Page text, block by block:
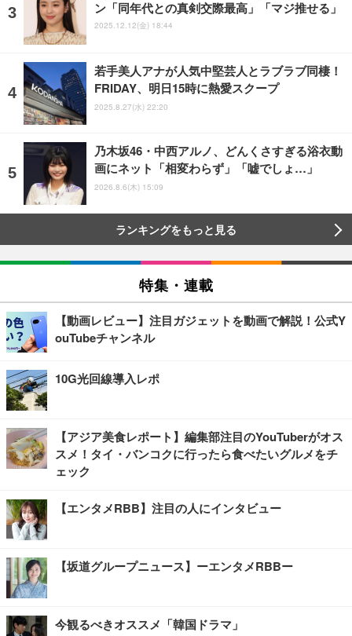
ン「同年代との真剣交際最高」「マジ推せる」
2025.12.12(金) 18:44
若手美人アナが人気中堅芸人とラブラブ同棲！
FRIDAY、明日15時に熱愛スクープ
2025.8.27(水) 22:20
乃木坂46・中西アルノ、どんくさすぎる浴衣動
画にネット「相変わらず」「嘘でしょ…」
2026.8.6(木) 15:09
ランキングをもっと見る
特集・連載
【動画レビュー】注目ガジェットを動画で解説！公式Y
ouTubeチャンネル
10G光回線導入レポ
【アジア美食レポート】編集部注目のYouTuberがオス
スメ！タイ・バンコクに行ったら食べたいグルメをチ
ェック
【エンタメRBB】注目の人にインタビュー
【坂道グループニュース】ーエンタメRBBー
今観るべきオススメ「韓国ドラマ」